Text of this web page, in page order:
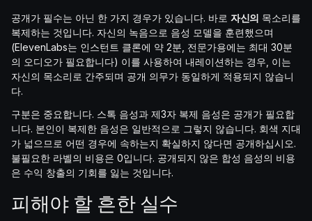
공개가 필수는 아닌 한 가지 경우가 있습니다. 바로 자신의 목소리를
복제하는 것입니다. 자신의 녹음으로 음성 모델을 훈련했으며
(ElevenLabs는 인스턴트 클론에 약 2분, 전문가용에는 최대 30분
의 오디오가 필요합니다) 이를 사용하여 내레이션하는 경우, 이는
자신의 목소리로 간주되며 공개 의무가 동일하게 적용되지 않습니
다.
구분은 중요합니다. 스톡 음성과 제3자 복제 음성은 공개가 필요합
니다. 본인이 복제한 음성은 일반적으로 그렇지 않습니다. 회색 지대
가 넓으므로 어떤 경우에 속하는지 확실하지 않다면 공개하십시오.
불필요한 라벨의 비용은 0입니다. 공개되지 않은 합성 음성의 비용
은 수익 창출의 기회를 잃는 것입니다.
피해야 할 흔한 실수